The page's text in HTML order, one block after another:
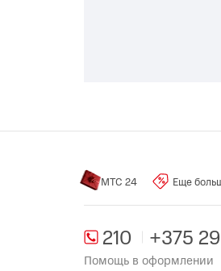
МТС 24 Еще
210 +375
Помощь в оформлении